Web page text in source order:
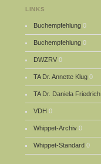
LINKS
Buchempfehlung 0
Buchempfehlung 0
DWZRV 0
TA Dr. Annette Klug 0
TA Dr. Daniela Friedrich
VDH 0
Whippet-Archiv 0
Whippet-Standard 0